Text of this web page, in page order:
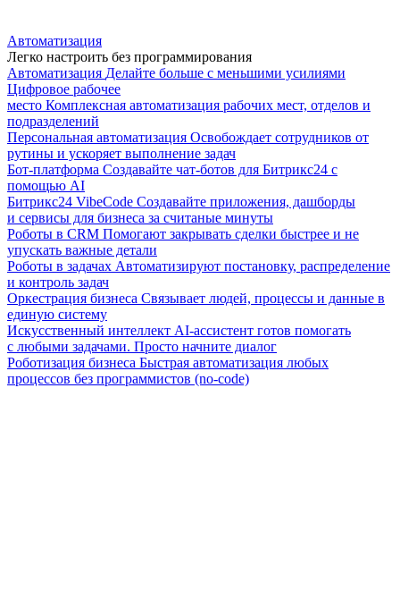
Автоматизация
Легко настроить без программирования
Автоматизация Делайте больше с меньшими усилиями
Цифровое рабочее
место Комплексная автоматизация рабочих мест, отделов и
подразделений
Персональная автоматизация Освобождает сотрудников от
рутины и ускоряет выполнение задач
Бот-платформа Создавайте чат-ботов для Битрикс24 с
помощью AI
Битрикс24 VibeCode Создавайте приложения, дашборды
и сервисы для бизнеса за считаные минуты
Роботы в CRM Помогают закрывать сделки быстрее и не
упускать важные детали
Роботы в задачах Автоматизируют постановку, распределение
и контроль задач
Оркестрация бизнеса Связывает людей, процессы и данные в
единую систему
Искусственный интеллект AI-ассистент готов помогать
с любыми задачами. Просто начните диалог
Роботизация бизнеса Быстрая автоматизация любых
процессов без программистов (no-code)